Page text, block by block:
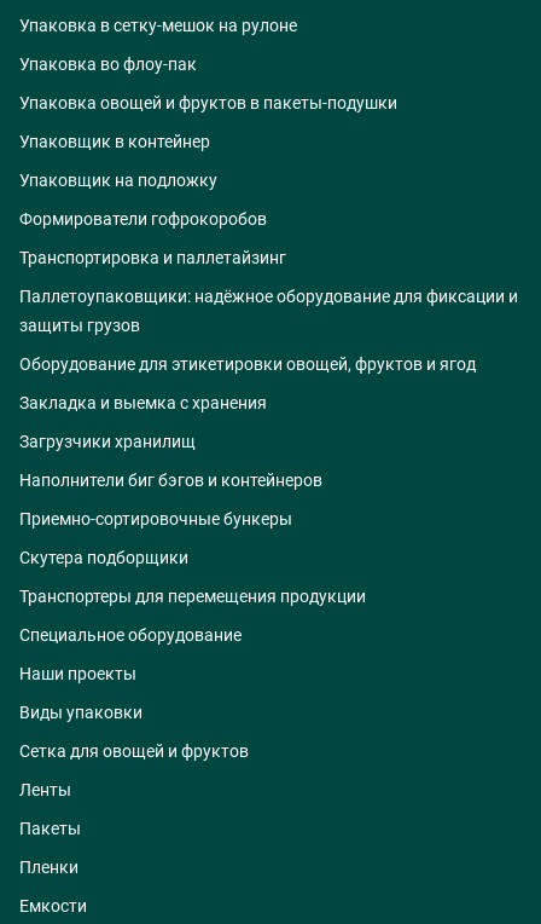
Упаковка в сетку-мешок на рулоне
Упаковка во флоу-пак
Упаковка овощей и фруктов в пакеты-подушки
Упаковщик в контейнер
Упаковщик на подложку
Формирователи гофрокоробов
Транспортировка и паллетайзинг
Паллетоупаковщики: надёжное оборудование для фиксации и
защиты грузов
Оборудование для этикетировки овощей, фруктов и ягод
Закладка и выемка с хранения
Загрузчики хранилищ
Наполнители биг бэгов и контейнеров
Приемно-сортировочные бункеры
Скутера подборщики
Транспортеры для перемещения продукции
Специальное оборудование
Наши проекты
Виды упаковки
Сетка для овощей и фруктов
Ленты
Пакеты
Пленки
Емкости